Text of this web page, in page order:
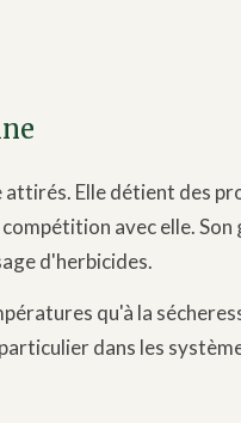
Elle détient des
avec elle.
d'herbicides.
qu'à la
dans les